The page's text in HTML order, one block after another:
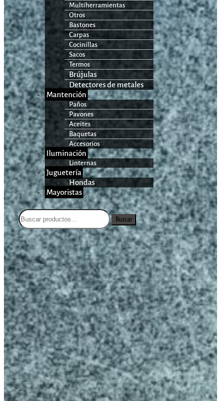
Multiherramientas
Otros
Bastones
Carpas
Cocinillas
Sacos
Termos
Brújulas
Detectores de metales
Mantención
Paños
Pavones
Aceites
Baquetas
Accesorios
Iluminación
Linternas
Juguetería
Hondas
Mayoristas
Buscar